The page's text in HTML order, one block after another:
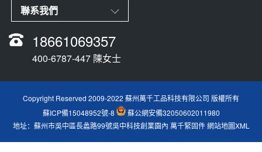
聯系我們
18661069357
400-6787-447 陳女士
Copyright Reserved 2009-2022 蘇州萬千工品科技有限公司 版權所有
蘇ICP備15048952號-8
蘇公網安備32050602011980
地址：蘇州市吳中區長蠡路99號吳中科技創業園內 萬千緊固件 網站地圖XML